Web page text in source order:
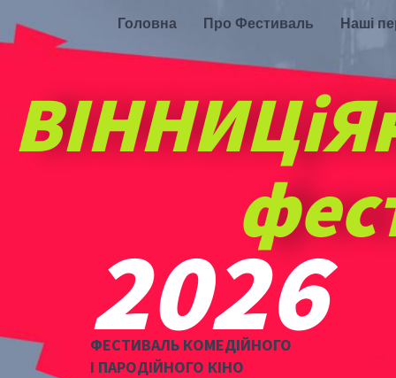
Головна Про Фестиваль Наші
2026
ФЕСТИВАЛЬ КОМЕДІЙНОГО
І ПАРОДІЙНОГО КІНО